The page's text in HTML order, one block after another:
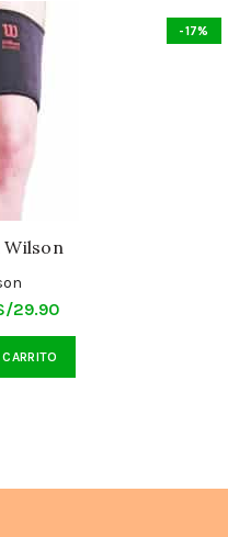
Wilson
29.90El
precio
-17%